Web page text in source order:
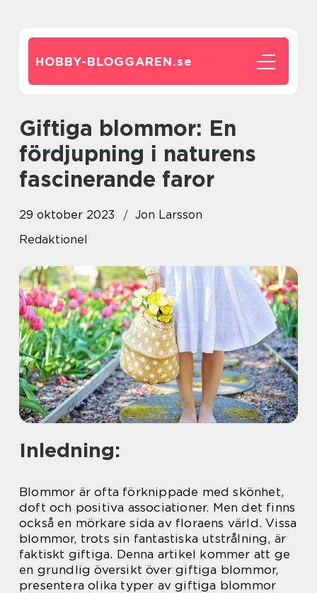
HOBBY-BLOGGAREN.se
Giftiga blommor: En
fördjupning i naturens
fascinerande faror
29 oktober 2023
Jon Larsson
Redaktionel
Inledning:
Blommor är ofta förknippade med skönhet,
doft och positiva associationer. Men det finns
också en mörkare sida av floraens värld. Vissa
blommor, trots sin fantastiska utstrålning, är
faktiskt giftiga. Denna artikel kommer att ge
en grundlig översikt över giftiga blommor,
presentera olika typer av giftiga blommor